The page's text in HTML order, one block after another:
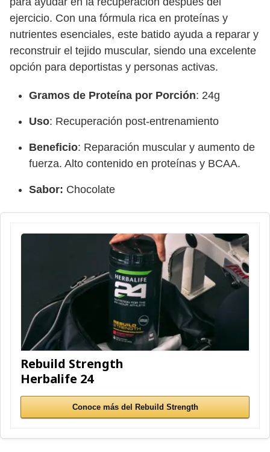
ejercicio. Con una fórmula rica en proteínas y
nutrientes esenciales, este batido ayuda a reparar y
reconstruir el tejido muscular, siendo una excelente
opción para deportistas y personas activas.
Gramos de Proteína por Porción: 24g
Uso: Recuperación post-entrenamiento
Beneficio: Reparación muscular y aumento de
fuerza. Alto contenido en proteínas y BCAA.
Sabor: Chocolate
Rebuild Strength
Herbalife 24
Conoce más del Rebuild Strength